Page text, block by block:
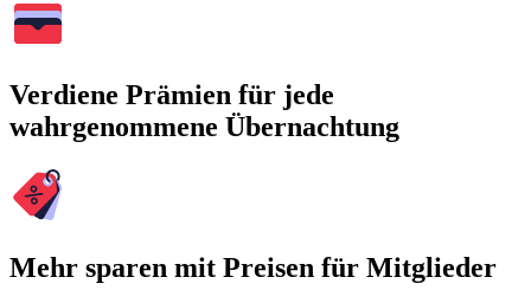
Verdiene Prämien für jede
wahrgenommene Übernachtung
Mehr sparen mit Preisen für Mitglieder